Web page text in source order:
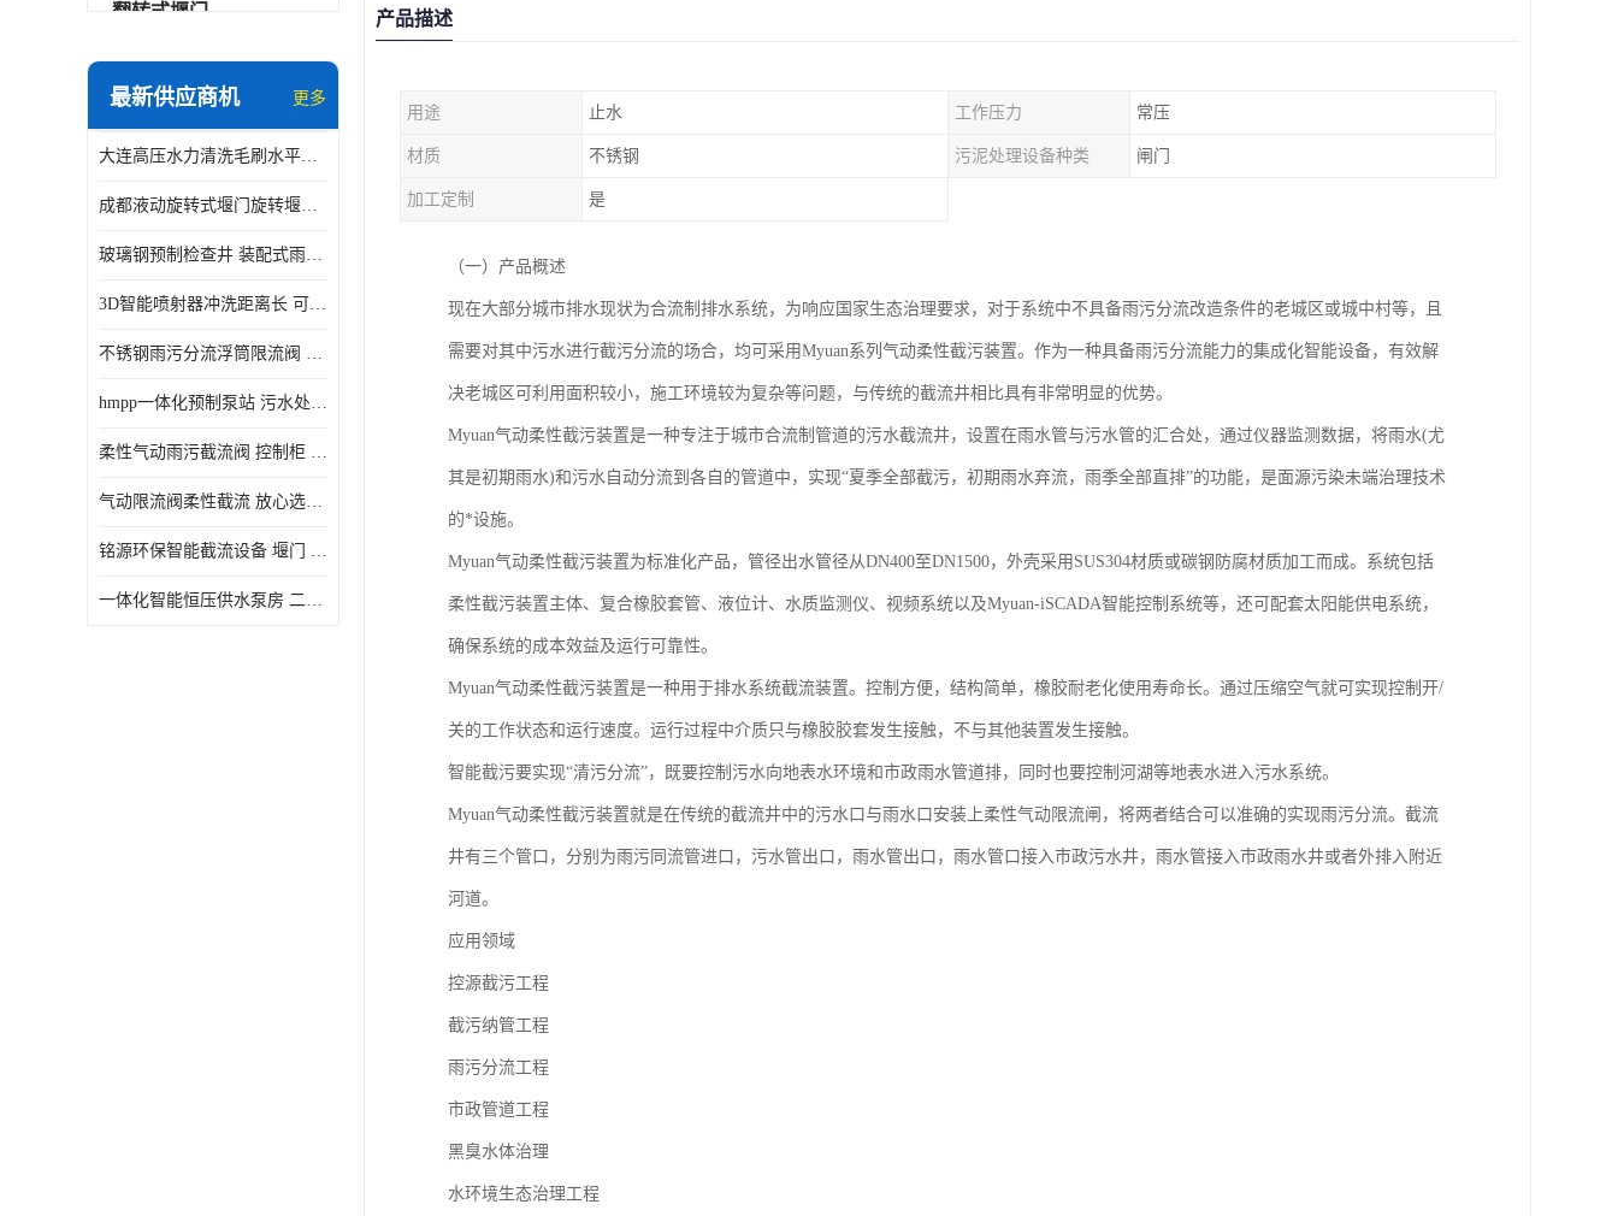
翻转式堰门
智能一体化雨水泵站
智能一体化供水泵房
智能一体化净水设备
最新供应商机 更多
大连高压水力清洗毛刷水平自清洁滚刷 水力自动冲洗系统 水力清洗
成都液动旋转式堰门旋转堰门 自动控制 SUS304
玻璃钢预制检查井 装配式雨水污水井 初期弃流井 源头厂家
3D智能喷射器冲洗距离长 可270度旋转 高强度水压远距离喷洗
不锈钢雨污分流浮筒限流阀 DN150-DN1000 品质可信
hmpp一体化预制泵站 污水处理系统 乡镇学校市政排水 厂家供应
柔性气动雨污截流阀 控制柜 远程控制安全性高检修方便
气动限流阀柔性截流 放心选购 控源截污铭源环保
铭源环保智能截流设备 堰门 铸铁调节闸门作用 源头商家 可定制
一体化智能恒压供水泵房 二次加压供水设备户外智慧泵房
产品描述
用途 止水 工作压力 常压
材质 不锈钢 污泥处理设备种类 闸门
加工定制 是
（一）产品概述
现在大部分城市排水现状为合流制排水系统，为响应国家生态治理要求，对于系统中不具备雨污分流改造条件的老城区或城中村等，且
需要对其中污水进行截污分流的场合，均可采用Myuan系列气动柔性截污装置。作为一种具备雨污分流能力的集成化智能设备，有效解
决老城区可利用面积较小，施工环境较为复杂等问题，与传统的截流井相比具有非常明显的优势。
Myuan气动柔性截污装置是一种专注于城市合流制管道的污水截流井，设置在雨水管与污水管的汇合处，通过仪器监测数据，将雨水(尤
其是初期雨水)和污水自动分流到各自的管道中，实现“夏季全部截污，初期雨水弃流，雨季全部直排”的功能，是面源污染未端治理技术
的*设施。
Myuan气动柔性截污装置为标准化产品，管径出水管径从DN400至DN1500，外壳采用SUS304材质或碳钢防腐材质加工而成。系统包括
柔性截污装置主体、复合橡胶套管、液位计、水质监测仪、视频系统以及Myuan-iSCADA智能控制系统等，还可配套太阳能供电系统，
确保系统的成本效益及运行可靠性。
Myuan气动柔性截污装置是一种用于排水系统截流装置。控制方便，结构简单，橡胶耐老化使用寿命长。通过压缩空气就可实现控制开/
关的工作状态和运行速度。运行过程中介质只与橡胶胶套发生接触，不与其他装置发生接触。
智能截污要实现“清污分流”，既要控制污水向地表水环境和市政雨水管道排，同时也要控制河湖等地表水进入污水系统。
Myuan气动柔性截污装置就是在传统的截流井中的污水口与雨水口安装上柔性气动限流闸，将两者结合可以准确的实现雨污分流。截流
井有三个管口，分别为雨污同流管进口，污水管出口，雨水管出口，雨水管口接入市政污水井，雨水管接入市政雨水井或者外排入附近
河道。
应用领域
控源截污工程
截污纳管工程
雨污分流工程
市政管道工程
黑臭水体治理
水环境生态治理工程